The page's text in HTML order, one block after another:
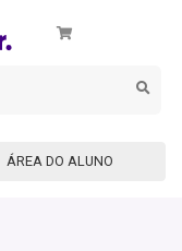
ÁREA DO ALUNO